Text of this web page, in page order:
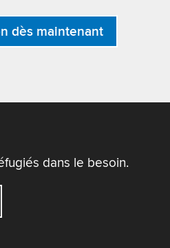
dès maintenant
dans le besoin.